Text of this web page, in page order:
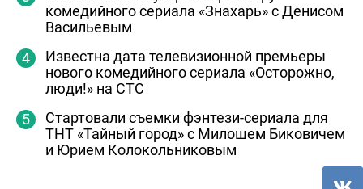
комедийного сериала «Знахарь» с Денисом
Васильевым
Известна дата телевизионной премьеры
нового комедийного сериала «Осторожно,
люди!» на СТС
Стартовали съемки фэнтези-сериала для
ТНТ «Тайный город» с Милошем Биковичем
и Юрием Колокольниковым